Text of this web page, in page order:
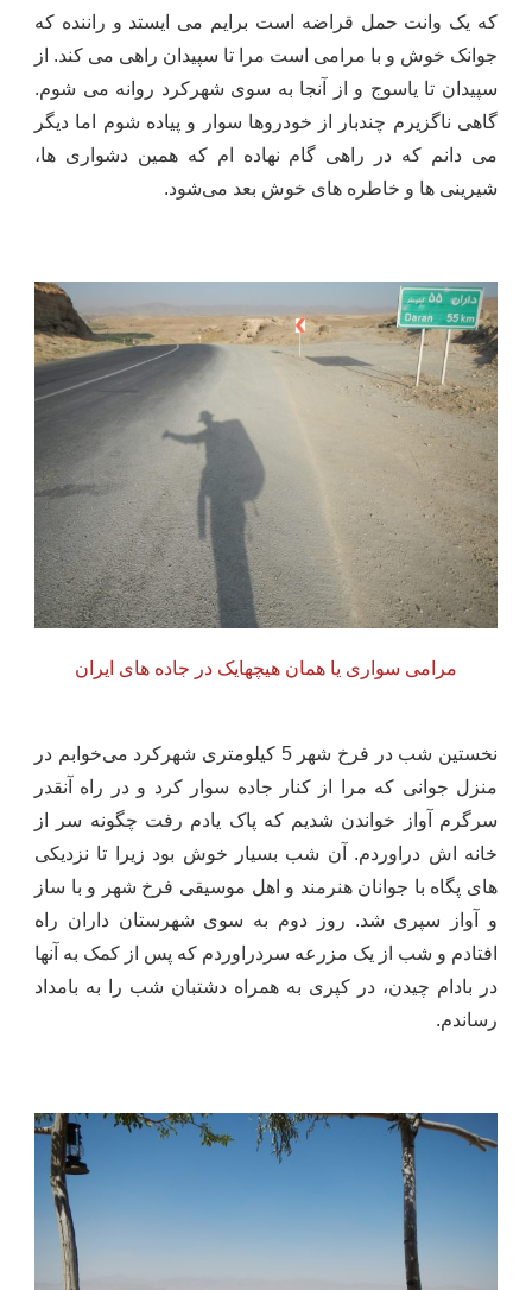
که یک وانت حمل قراضه است برایم می ایستد و راننده که
جوانک خوش و با مرامی است مرا تا سپیدان راهی می کند. از
سپیدان تا یاسوج و از آنجا به سوی شهرکرد روانه می شوم.
گاهی ناگزیرم چندبار از خودروها سوار و پیاده شوم اما دیگر
می دانم که در راهی گام نهاده ام که همین دشواری ها،
شیرینی ها و خاطره های خوش بعد می‌شود.
مرامی سواری یا همان هیچهایک در جاده های ایران
نخستین شب در فرخ شهر 5 کیلومتری شهرکرد می‌خوابم در
منزل جوانی که مرا از کنار جاده سوار کرد و در راه آنقدر
سرگرم آواز خواندن شدیم که پاک یادم رفت چگونه سر از
خانه اش دراوردم. آن شب بسیار خوش بود زیرا تا نزدیکی
های پگاه با جوانان هنرمند و اهل موسیقی فرخ شهر و با ساز
و آواز سپری شد. روز دوم به سوی شهرستان داران راه
افتادم و شب از یک مزرعه سردراوردم که پس از کمک به آنها
در بادام چیدن، در کپری به همراه دشتبان شب را به بامداد
رساندم.